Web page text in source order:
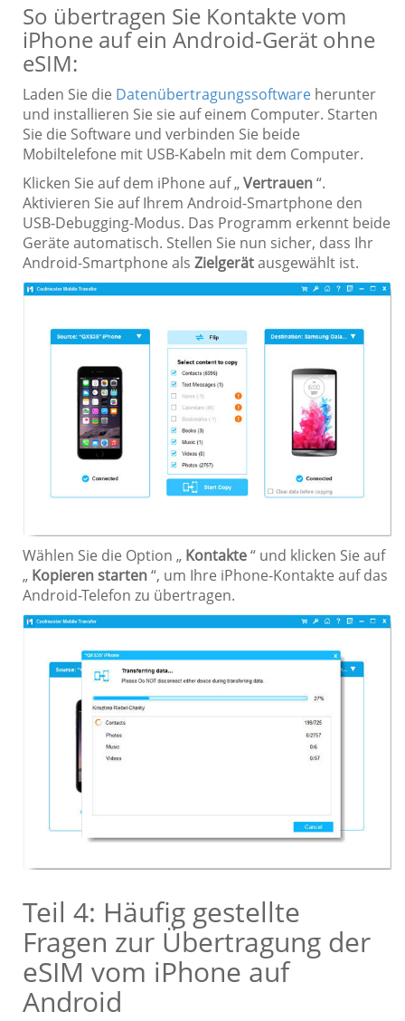
So übertragen Sie Kontakte vom
iPhone auf ein Android-Gerät ohne
eSIM:
Laden Sie die Datenübertragungssoftware herunter
und installieren Sie sie auf einem Computer. Starten
Sie die Software und verbinden Sie beide
Mobiltelefone mit USB-Kabeln mit dem Computer.
Klicken Sie auf dem iPhone auf „Vertrauen“.
Aktivieren Sie auf Ihrem Android-Smartphone den
USB-Debugging-Modus. Das Programm erkennt beide
Geräte automatisch. Stellen Sie nun sicher, dass Ihr
Android-Smartphone als Zielgerätausgewählt ist.
Wählen Sie die Option „ Kontakte“ und klicken Sie auf
„ Kopieren starten“, um Ihre iPhone-Kontakte auf das
Android-Telefon zu übertragen.
Teil 4: Häufig gestellte
Fragen zur Übertragung der
eSIM vom iPhone auf
Android